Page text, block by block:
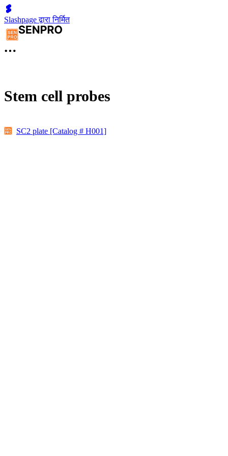
Slashpage द्वारा निर्मित
Stem cell probes
SC2 plate [Catalog # H001]